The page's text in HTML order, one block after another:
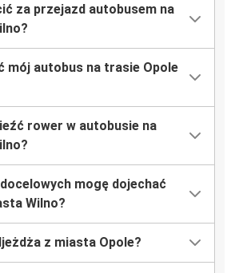
za przejazd autobusem na
mój autobus na trasie Opole
rower w autobusie na
mogę dojechać
Wilno?
z miasta Opole?